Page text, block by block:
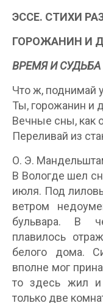
ЭССЕ. СТИХИ
ГОРОЖАНИН И
ВРЕМЯ И
Что ж, поднимай
Ты, горожанин и
Вечные сны, как
Переливай из
О. Э.
В Вологде шел
июля. Под
ветром
бульвара. В
плавилось
белого дома.
вполне мог
то здесь жил
только две